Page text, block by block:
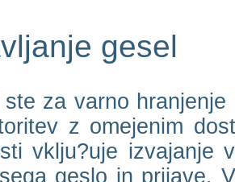
gesel
ste za varno
z omejenim
vklju?uje izvajanje
geslo in prijave.